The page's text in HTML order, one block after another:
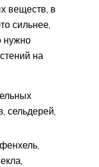
веществ, в
сильнее,
нужно
на
сельдерей,